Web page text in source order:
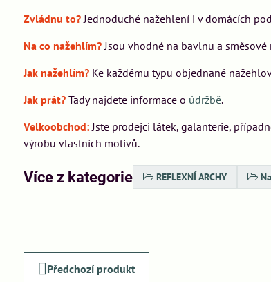
Zvládnu to?Jednoduché nažehlení i v domácích
Na co nažehlím?Jsou vhodné na bavlnu a
Jak nažehlím?Ke každému typu objednané
Jak prát?Tady najdete informace o údržbě.
Velkoobchod:Jste prodejci látek, galanterie,
výrobu vlastních motivů.
Více z kategorie REFLEXNÍ ARCHY
Předchozí produkt